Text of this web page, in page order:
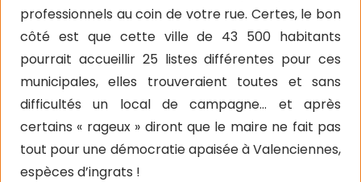
professionnels au coin de votre rue. Certes, le bon
côté est que cette ville de 43 500 habitants
pourrait accueillir 25 listes différentes pour ces
municipales, elles trouveraient toutes et sans
difficultés un local de campagne… et après
certains « rageux » diront que le maire ne fait pas
tout pour une démocratie apaisée à Valenciennes,
espèces d’ingrats !